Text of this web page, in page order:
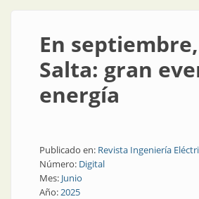
En
Salta: gran
energía
Publicado en: Revista Ingeniería
Número: Digital
Mes: Junio
Año:2025